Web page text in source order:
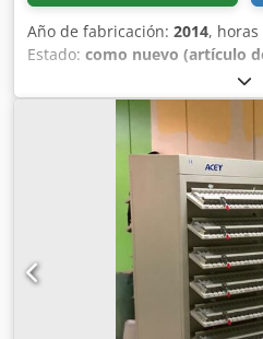
Año de fabricación: 2014,
Estado: como nuevo (artículo
6151656290
batería Desoutter ELS15-480-A
demostración con cargador de
Ah) Velocidad en vacío: de 200
de 5,0 a 15 Nm Dodecr H
cuadrado de 3/8" Longitud: 410